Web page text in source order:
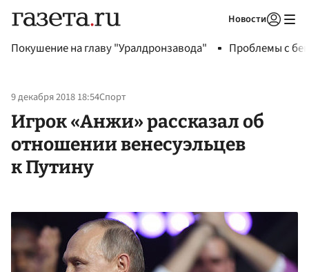
Новости
Покушение на главу "Уралдронзавода" Проблемы с
9 декабря 2018 18:54Спорт
Игрок «Анжи» рассказал об
отношении венесуэльцев
к Путину